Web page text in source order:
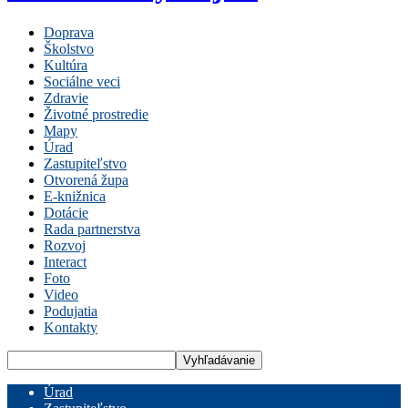
Doprava
Školstvo
Kultúra
Sociálne veci
Zdravie
Životné prostredie
Mapy
Úrad
Zastupiteľstvo
Otvorená župa
E-knižnica
Dotácie
Rada partnerstva
Rozvoj
Interact
Foto
Video
Podujatia
Kontakty
Úrad